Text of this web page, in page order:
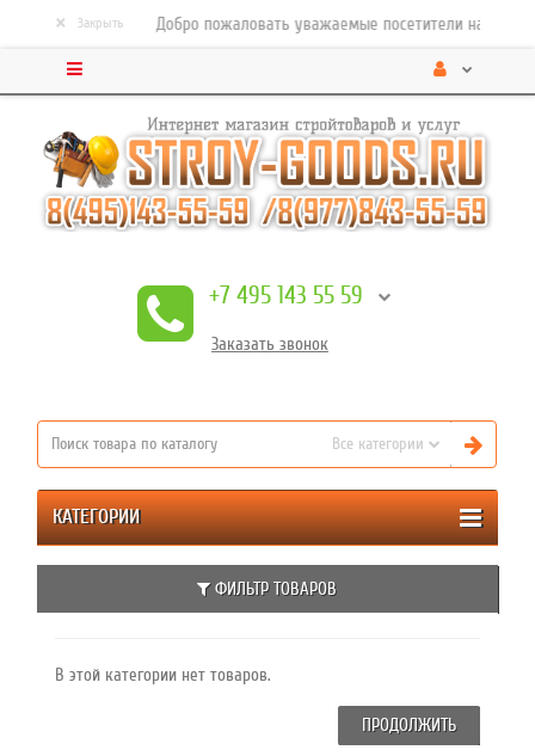
Добро пожаловать уважаемые посетители нашего
× Закрыть
+7 495 143 55 59
Заказать звонок
Все категории
КАТЕГОРИИ
ФИЛЬТР ТОВАРОВ
В этой категории нет товаров.
ПРОДОЛЖИТЬ